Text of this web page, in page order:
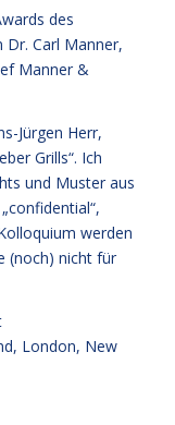
des
Carl Manner,
Manner &
Jürgen Herr,
Grills“. Ich
und Muster aus
werden
(noch) nicht für
London, New